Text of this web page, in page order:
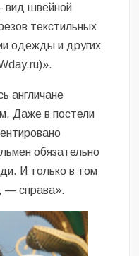
вид швейной
текстильных
одежды и других
англичане
Даже в постели
обязательно
И только в том
— справа».